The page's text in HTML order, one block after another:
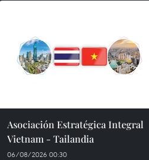
Asociación Estratégica Integral
Vietnam - Tailandia
06/08/2026 00:30